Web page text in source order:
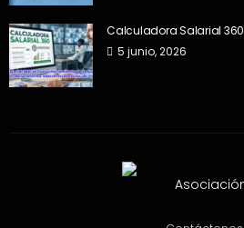
Calculadora Salarial 360
5 junio, 2026